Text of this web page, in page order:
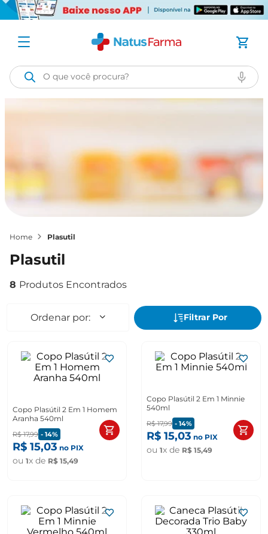
O que você procura?
plasutil
plasutil
8
Copo Plasútil 2 Em 1 Homem
Aranha 540ml
R$ 17,99 - 14%
R$ 15,03 no PIX
ou 1x de R$ 15,49
Copo Plasútil 2 Em 1 Minnie
540ml
R$ 17,99 - 14%
R$ 15,03 no PIX
ou 1x de R$ 15,49